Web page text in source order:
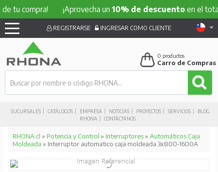
¡Aprovecha un10% de descuentoen el total de tu
SUCURSALES CATÁLOGOS EMPRESA NOTICIAS PROYECTOS SERVICIOS
BLOG
RHONA
CONTÁCTANOS
REGISTRARSE INGRESAR COMO CLIENTE
0 productos
Carro de Compras
RHONA.cl » Potencia y Control » Interruptores» Automáticos Caja
Moldeada » Interruptor automatico caja moldeada 3x800-1600A